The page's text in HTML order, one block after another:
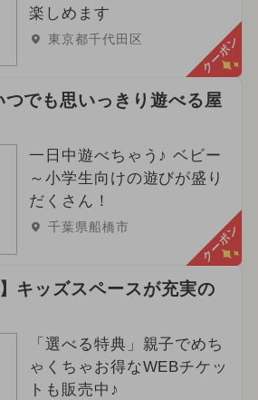
楽しめます
東京都千代田区 クーポン
つでも思いっきり遊べる屋
一日中遊べちゃう♪ ベビー
～小学生向けの遊びが盛り
だくさん！
千葉県船橋市 クーポン
キッズスペースが充実の
「選べる特典」親子でめち
ゃくちゃお得なWEBチケッ
トも販売中♪